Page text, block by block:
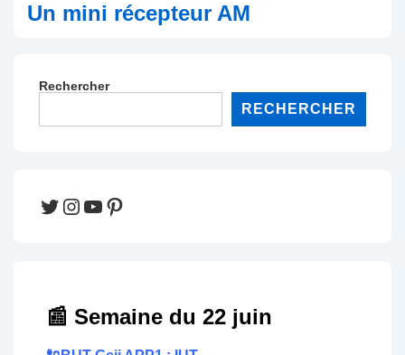
Un mini récepteur AM
Rechercher
RECHERCHER
Twitter
Instagram
YouTube
Pinterest